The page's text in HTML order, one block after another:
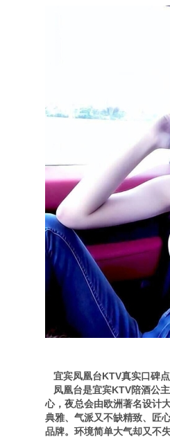
宜宾凤凰台KTV真实口碑
凤凰台是宜宾KTV陪酒公
心，夜总会由欧洲著名设计
典雅、气派又不缺精致、匠
品牌。环境简单大气却又不